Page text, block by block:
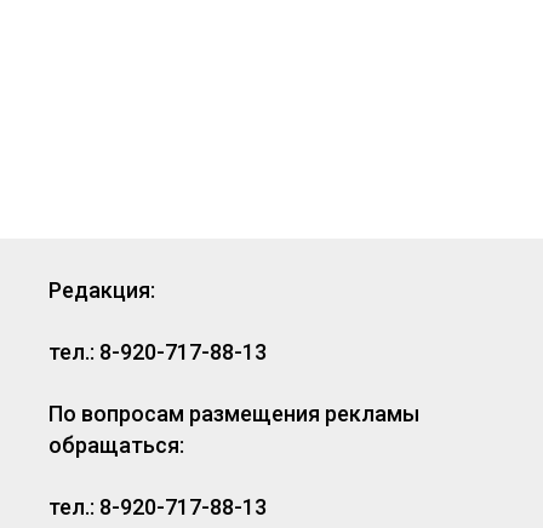
Редакция:
тел.: 8-920-717-88-13
По вопросам размещения рекламы
обращаться:
тел.: 8-920-717-88-13